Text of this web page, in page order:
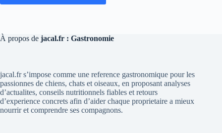
À propos de jacal.fr : Gastronomie
jacal.fr s’impose comme une reference gastronomique pour les
passionnes de chiens, chats et oiseaux, en proposant analyses
d’actualites, conseils nutritionnels fiables et retours
d’experience concrets afin d’aider chaque proprietaire a mieux
nourrir et comprendre ses compagnons.